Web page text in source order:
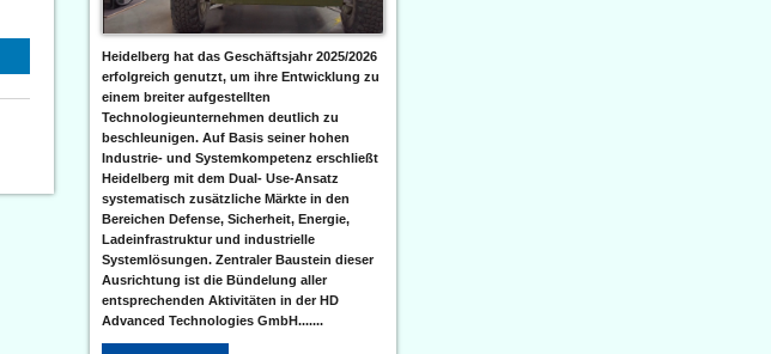
Heidelberg hat das Geschäftsjahr 2025/2026
erfolgreich genutzt, um ihre Entwicklung zu
einem breiter aufgestellten
Technologieunternehmen deutlich zu
beschleunigen. Auf Basis seiner hohen
Industrie- und Systemkompetenz erschließt
Heidelberg mit dem Dual- Use-Ansatz
systematisch zusätzliche Märkte in den
Bereichen Defense, Sicherheit, Energie,
Ladeinfrastruktur und industrielle
Systemlösungen. Zentraler Baustein dieser
Ausrichtung ist die Bündelung aller
entsprechenden Aktivitäten in der HD
Advanced Technologies GmbH.......